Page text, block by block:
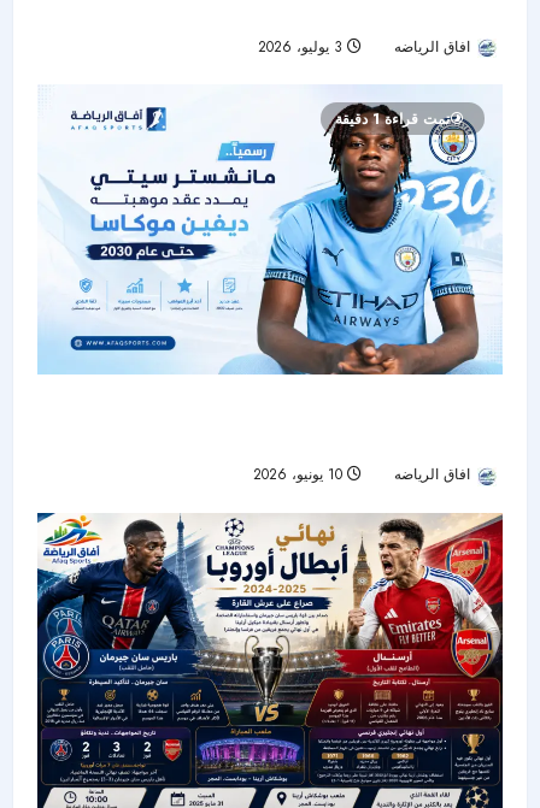
افاق الرياضه
تمت قراءة 1 دقيقة
افاق الرياضه 10 يونيو، 2026